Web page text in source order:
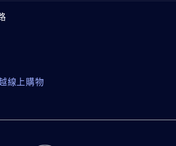
詳見替換資訊）。
輕鬆完成。
(Ci 77891), Iron Oxides (Ci
Powder (Ci 77000), Bismuth
Bronze Powder (Ci 77400),
Chromium Hydroxide Green (Ci
Oxide Greens (Ci 77288), Copper
Ferric Ammonium Ferrocyanide (Ci
(Ci 77007), Blue 1 Lake
5 Lake (Ci 19140)]Rds Product
線上購物